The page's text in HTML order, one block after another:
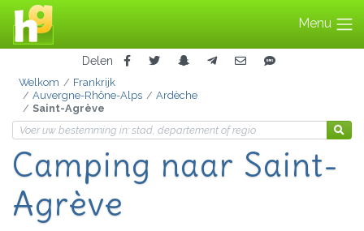
Menu
Delen
Welkom
Frankrijk
Auvergne-Rhône-Alps
Ardèche
Saint-Agrève
Camping naar Saint-
Agrève